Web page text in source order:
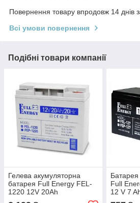
Повернення товару впродовж 14 днів
Всі умови повернення
Подібні товари компанії
Гелева акумуляторна
батарея Full Energy FEL-
1220 12V 20Ah
Full
12 V 7